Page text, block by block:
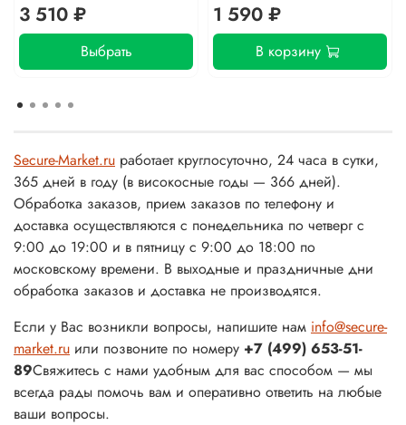
3 510 ₽
Выбрать
1 590 ₽
В корзину
Secure-Market.ru работает круглосуточно, 24 часа в сутки,
365 дней в году (в високосные годы — 366 дней).
Обработка заказов, прием заказов по телефону и
доставка осуществляются с понедельника по четверг с
9:00 до 19:00 и в пятницу с 9:00 до 18:00 по
московскому времени. В выходные и праздничные дни
обработка заказов и доставка не производятся.
Если у Вас возникли вопросы, напишите нам info@secure-
market.ru или позвоните по номеру +7 (499) 653-51-
89Свяжитесь с нами удобным для вас способом — мы
всегда рады помочь вам и оперативно ответить на любые
ваши вопросы.